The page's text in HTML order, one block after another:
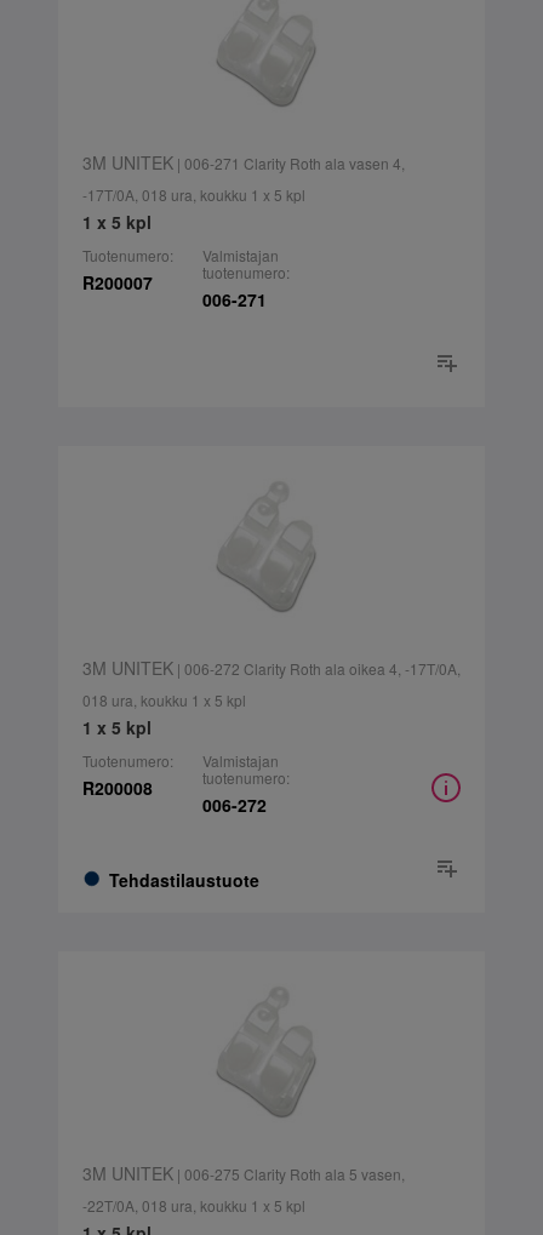
3M UNITEK| 006-271 Clarity Roth ala vasen 4,
-17T/0A, 018 ura, koukku 1 x 5 kpl
1 x 5 kpl
Tuotenumero:
R200007
Valmistajan
tuotenumero:
006-271
3M UNITEK| 006-272 Clarity Roth ala oikea 4, -17T/0A,
018 ura, koukku 1 x 5 kpl
1 x 5 kpl
Tuotenumero:
R200008
Tehdastilaustuote
Valmistajan
tuotenumero:
006-272
3M UNITEK| 006-275 Clarity Roth ala 5 vasen,
-22T/0A, 018 ura, koukku 1 x 5 kpl